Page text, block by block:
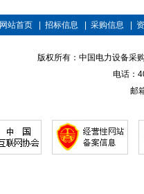
网站首页 招标信息 采购信息
版权所有：中国电力设备采
电话：
邮